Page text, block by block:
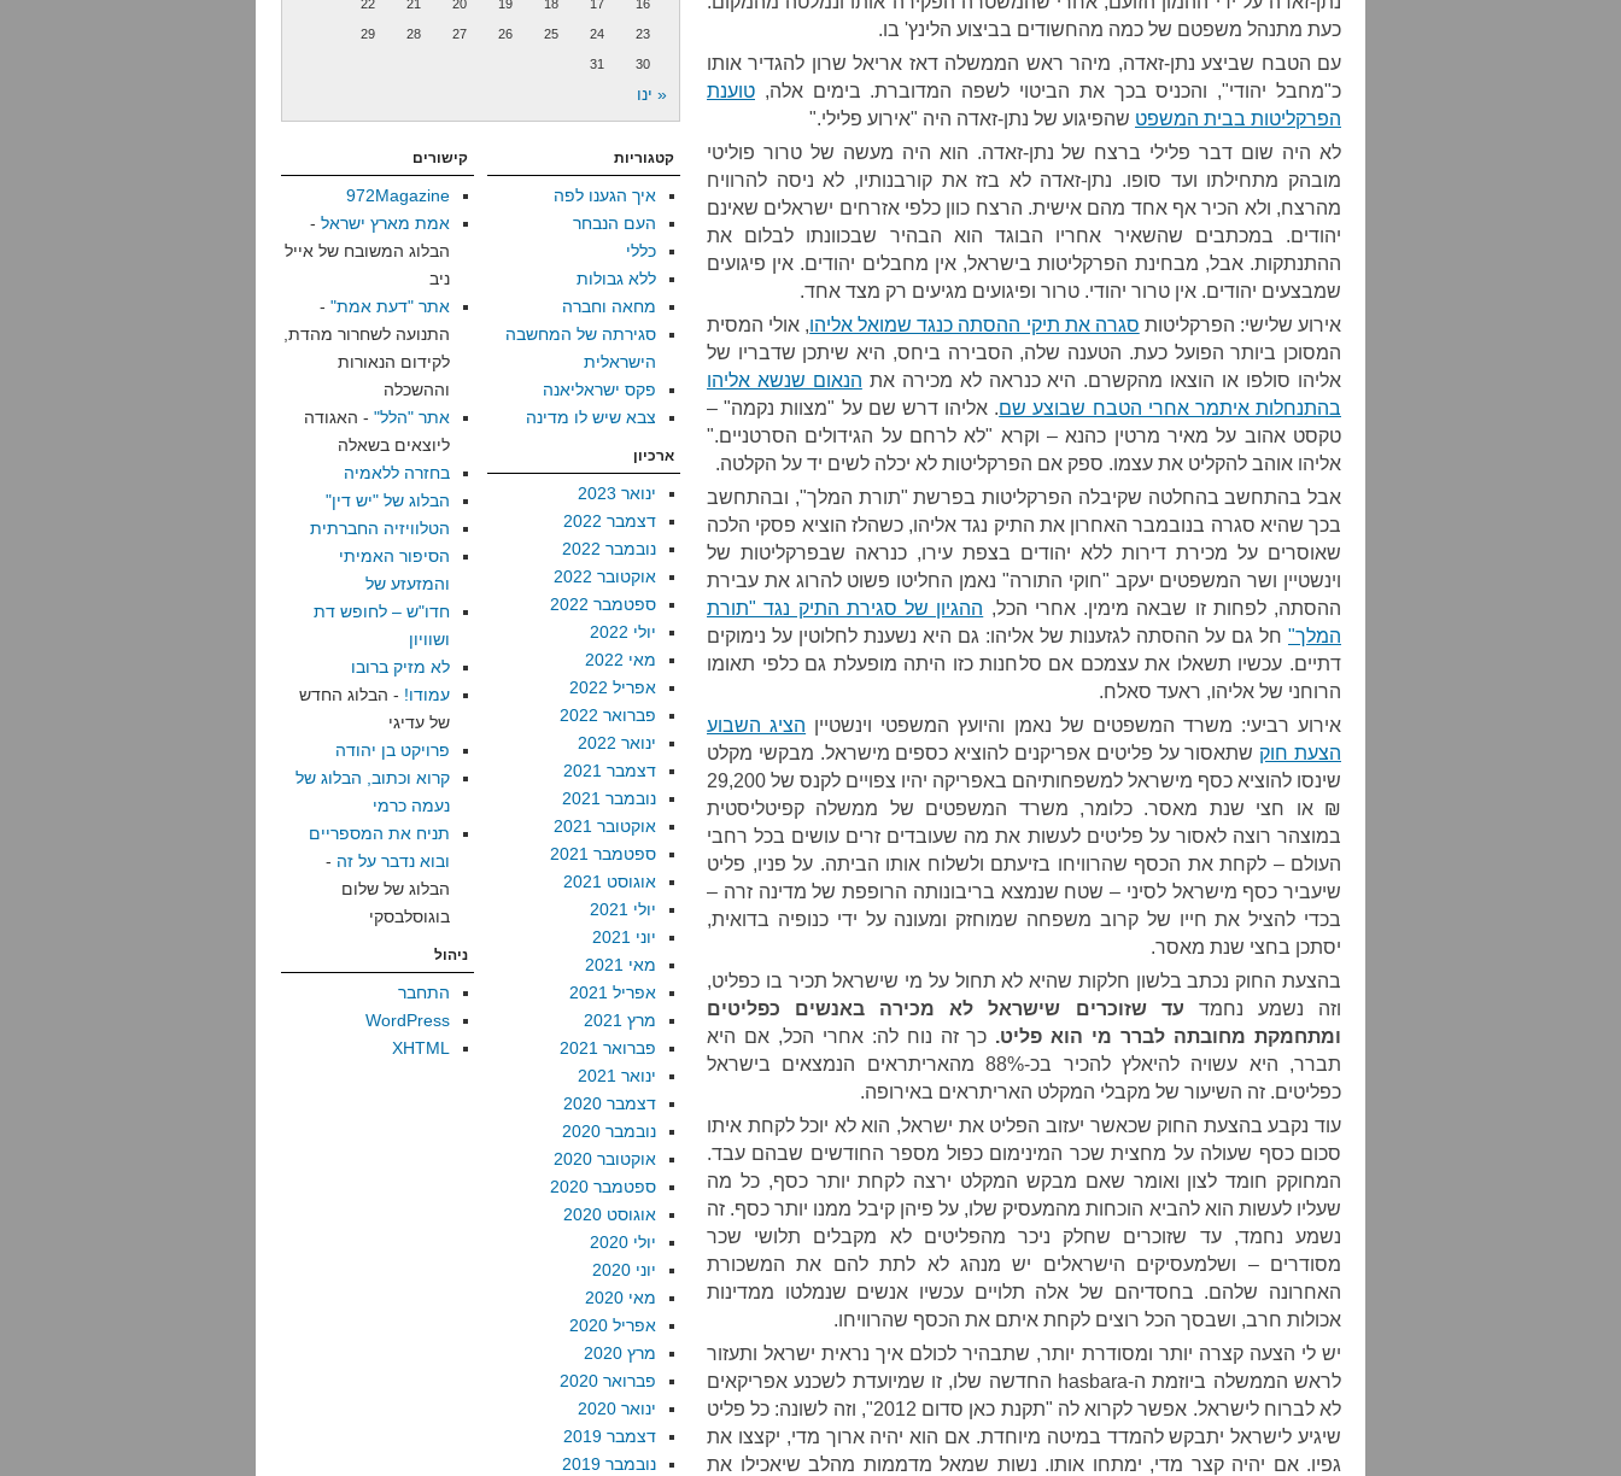
כעת מתנהל משפטם של כמה מהחשודים בביצוע הלינץ' בו.
עם הטבח שביצע נתן-זאדה, מיהר ראש הממשלה דאז אריאל שרון להגדיר אותו
כ"מחבל יהודי", והכניס בכך את הביטוי לשפה המדוברת. בימים אלה, טוענת
הפרקליטות בבית המשפט שהפיגוע של נתן-זאדה היה "אירוע פלילי."
לא היה שום דבר פלילי ברצח של נתן-זאדה. הוא היה מעשה של טרור פוליטי
מובהק מתחילתו ועד סופו. נתן-זאדה לא בזז את קורבנותיו, לא ניסה להרוויח
מהרצח, ולא הכיר אף אחד מהם אישית. הרצח כוון כלפי אזרחים ישראלים שאינם
יהודים. במכתבים שהשאיר אחריו הבוגד הוא הבהיר שבכוונתו לבלום את
ההתנתקות. אבל, מבחינת הפרקליטות בישראל, אין מחבלים יהודים. אין פיגועים
שמבצעים יהודים. אין טרור יהודי. טרור ופיגועים מגיעים רק מצד אחד.
אירוע שלישי: הפרקליטות סגרה את תיקי ההסתה כנגד שמואל אליהו, אולי המסית
המסוכן ביותר הפועל כעת. הטענה שלה, הסבירה ביחס, היא שיתכן שדבריו של
אליהו סולפו או הוצאו מהקשרם. היא כנראה לא מכירה את הנאום שנשא אליהו
בהתנחלות איתמר אחרי הטבח שבוצע שם. אליהו דרש שם על "מצוות נקמה" –
טקסט אהוב על מאיר מרטין כהנא – וקרא "לא לרחם על הגידולים הסרטניים."
אליהו אוהב להקליט את עצמו. ספק אם הפרקליטות לא יכלה לשים יד על הקלטה.
אבל בהתחשב בהחלטה שקיבלה הפרקליטות בפרשת "תורת המלך", ובהתחשב
בכך שהיא סגרה בנובמבר האחרון את התיק נגד אליהו, כשהלז הוציא פסקי הלכה
שאוסרים על מכירת דירות ללא יהודים בצפת עירו, כנראה שבפרקליטות של
וינשטיין ושר המשפטים יעקב "חוקי התורה" נאמן החליטו פשוט להרוג את עבירת
ההסתה, לפחות זו שבאה מימין. אחרי הכל, ההגיון של סגירת התיק נגד "תורת
המלך" חל גם על ההסתה לגזענות של אליהו: גם היא נשענת לחלוטין על נימוקים
דתיים. עכשיו תשאלו את עצמכם אם סלחנות כזו היתה מופעלת גם כלפי תאומו
הרוחני של אליהו, ראעד סאלח.
אירוע רביעי: משרד המשפטים של נאמן והיועץ המשפטי וינשטיין הציג השבוע
הצעת חוק שתאסור על פליטים אפריקנים להוציא כספים מישראל. מבקשי מקלט
שינסו להוציא כסף מישראל למשפחותיהם באפריקה יהיו צפויים לקנס של 29,200
₪ או חצי שנת מאסר. כלומר, משרד המשפטים של ממשלה קפיטליסטית
במוצהר רוצה לאסור על פליטים לעשות את מה שעובדים זרים עושים בכל רחבי
העולם – לקחת את הכסף שהרוויחו בזיעתם ולשלוח אותו הביתה. על פניו, פליט
שיעביר כסף מישראל לסיני – שטח שנמצא בריבונותה הרופפת של מדינה זרה –
בכדי להציל את חייו של קרוב משפחה שמוחזק ומעונה על ידי כנופיה בדואית,
יסתכן בחצי שנת מאסר.
בהצעת החוק נכתב בלשון חלקות שהיא לא תחול על מי שישראל תכיר בו כפליט,
וזה נשמע נחמד עד שזוכרים שישראל לא מכירה באנשים כפליטים
ומתחמקת מחובתה לברר מי הוא פליט. כך זה נוח לה: אחרי הכל, אם היא
תברר, היא עשויה להיאלץ להכיר בכ-88% מהאריתראים הנמצאים בישראל
כפליטים. זה השיעור של מקבלי המקלט האריתראים באירופה.
עוד נקבע בהצעת החוק שכאשר יעזוב הפליט את ישראל, הוא לא יוכל לקחת איתו
סכום כסף שעולה על מחצית שכר המינימום כפול מספר החודשים שבהם עבד.
המחוקק חומד לצון ואומר שאם מבקש המקלט ירצה לקחת יותר כסף, כל מה
שעליו לעשות הוא להביא הוכחות מהמעסיק שלו, על פיהן קיבל ממנו יותר כסף. זה
נשמע נחמד, עד שזוכרים שחלק ניכר מהפליטים לא מקבלים תלושי שכר
מסודרים – ושלמעסיקים הישראלים יש מנהג לא לתת להם את המשכורת
האחרונה שלהם. בחסדיהם של אלה תלויים עכשיו אנשים שנמלטו ממדינות
אכולות חרב, ושבסך הכל רוצים לקחת איתם את הכסף שהרוויחו.
יש לי הצעה קצרה יותר ומסודרת יותר, שתבהיר לכולם איך נראית ישראל ותעזור
לראש הממשלה ביוזמת ה-hasbara החדשה שלו, זו שמיועדת לשכנע אפריקאים
לא לברוח לישראל. אפשר לקרוא לה "תקנת כאן סדום 2012", וזה לשונה: כל פליט
שיגיע לישראל יתבקש להמדד במיטה מיוחדת. אם הוא יהיה ארוך מדי, יקצצו את
גפיו. אם יהיה קצר מדי, ימתחו אותו. נשות שמאל מדממות מהלב שיאכילו את
16
17
18
19
20
21
22
23
24
25
26
27
28
29
30
31
« ינו
קטגוריות
איך הגענו לפה
העם הנבחר
כללי
ללא גבולות
מחאה וחברה
סגירתה של המחשבה
הישראלית
פקס ישראליאנה
צבא שיש לו מדינה
ארכיון
ינואר 2023
דצמבר 2022
נובמבר 2022
אוקטובר 2022
ספטמבר 2022
יולי 2022
מאי 2022
אפריל 2022
פברואר 2022
ינואר 2022
דצמבר 2021
נובמבר 2021
אוקטובר 2021
ספטמבר 2021
אוגוסט 2021
יולי 2021
יוני 2021
מאי 2021
אפריל 2021
מרץ 2021
פברואר 2021
ינואר 2021
דצמבר 2020
נובמבר 2020
אוקטובר 2020
ספטמבר 2020
אוגוסט 2020
יולי 2020
יוני 2020
מאי 2020
אפריל 2020
מרץ 2020
פברואר 2020
ינואר 2020
דצמבר 2019
נובמבר 2019
קישורים
972Magazine
אמת מארץ ישראל -
הבלוג המשובח של אייל
ניב
אתר "דעת אמת" -
התנועה לשחרור מהדת,
לקידום הנאורות
וההשכלה
אתר "הלל" - האגודה
ליוצאים בשאלה
בחזרה ללאמיה
הבלוג של "יש דין"
הטלוויזיה החברתית
הסיפור האמיתי
והמזעזע של
חדו"ש – לחופש דת
ושוויון
לא מזיק ברובו
עמודו! - הבלוג החדש
של עדיגי
פרויקט בן יהודה
קרוא וכתוב, הבלוג של
נעמה כרמי
תניח את המספריים
ובוא נדבר על זה -
הבלוג של שלום
בוגוסלבסקי
ניהול
התחבר
WordPress
XHTML